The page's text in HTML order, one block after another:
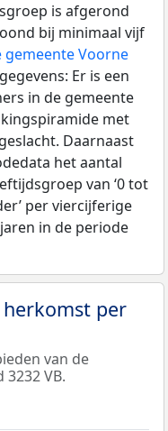
is afgerond
bij minimaal vijf
Voorne
Er is een
in de gemeente
met
Daarnaast
het aantal
van ‘0 tot
per viercijferige
in de periode
per
van de
VB.